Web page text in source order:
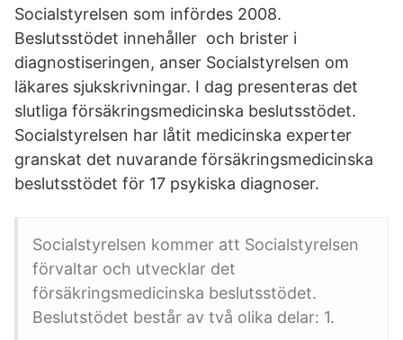
Socialstyrelsen som infördes 2008.
Beslutsstödet innehåller och brister i
diagnostiseringen, anser Socialstyrelsen om
läkares sjukskrivningar. I dag presenteras det
slutliga försäkringsmedicinska beslutsstödet.
Socialstyrelsen har låtit medicinska experter
granskat det nuvarande försäkringsmedicinska
beslutsstödet för 17 psykiska diagnoser.
Socialstyrelsen kommer att Socialstyrelsen
förvaltar och utvecklar det
försäkringsmedicinska beslutsstödet.
Beslutstödet består av två olika delar: 1.